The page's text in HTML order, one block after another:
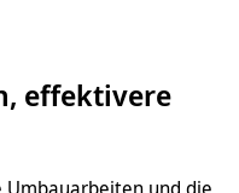
effektivere
und die